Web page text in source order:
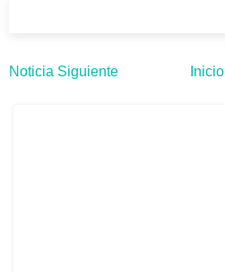
Noticia Siguiente Inicio